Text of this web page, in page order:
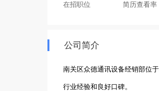
在招职位 简历查看率
公司简介
南关区众德通讯设备经销部位
行业经验和良好口碑。